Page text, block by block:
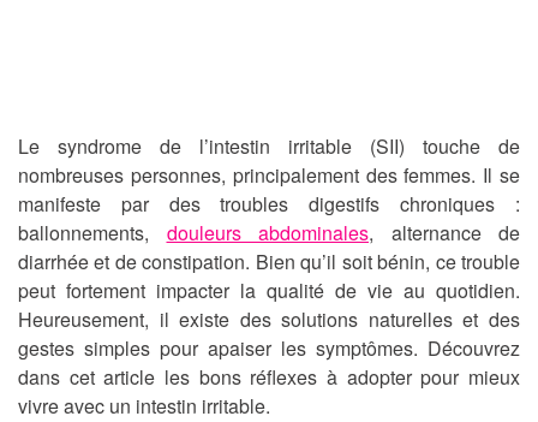
Le syndrome de l’intestin irritable (SII) touche de
nombreuses personnes, principalement des femmes. Il se
manifeste par des troubles digestifs chroniques :
ballonnements, douleurs abdominales, alternance de
diarrhée et de constipation. Bien qu’il soit bénin, ce trouble
peut fortement impacter la qualité de vie au quotidien.
Heureusement, il existe des solutions naturelles et des
gestes simples pour apaiser les symptômes. Découvrez
dans cet article les bons réflexes à adopter pour mieux
vivre avec un intestin irritable.